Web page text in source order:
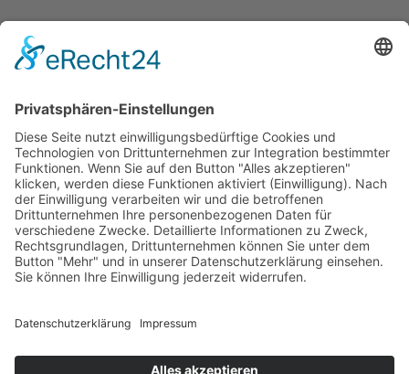
Kontakt
Anschrift
Michaela Mayr GmbH
Koglkopfstrasse 16
83707 Bad Wiessee
Telefon
+49 176 21193152
E-Mail